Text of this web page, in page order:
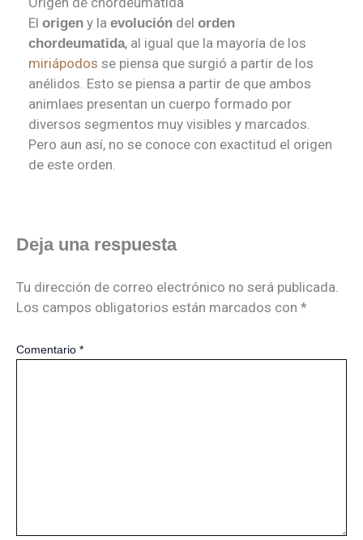
El origen y la evolución del orden
chordeumatida, al igual que la mayoría de los
miriápodos se piensa que surgió a partir de los
anélidos. Esto se piensa a partir de que ambos
animlaes presentan un cuerpo formado por
diversos segmentos muy visibles y marcados.
Pero aun así, no se conoce con exactitud el origen
de este orden.
Deja una respuesta
Tu dirección de correo electrónico no será publicada.
Los campos obligatorios están marcados con *
Comentario *